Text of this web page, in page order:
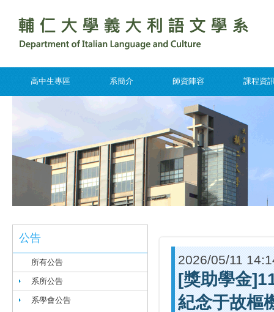
高中生專區 系簡介 師資陣容 課程資
公告
所有公告
系所公告
系學會公告
2026/05/11
[獎助學金
紀念于故樞